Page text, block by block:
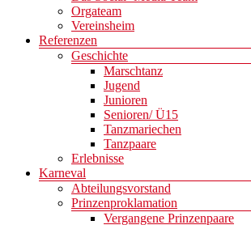
Orgateam
Vereinsheim
Referenzen
Geschichte
Marschtanz
Jugend
Junioren
Senioren/ Ü15
Tanzmariechen
Tanzpaare
Erlebnisse
Karneval
Abteilungsvorstand
Prinzenproklamation
Vergangene Prinzenpaare